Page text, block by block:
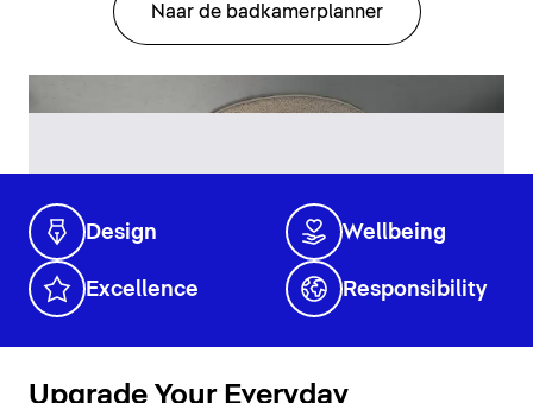
Naar de badkamerplanner
Design Wellbeing
Excellence Responsibility
Upgrade Your Everyday